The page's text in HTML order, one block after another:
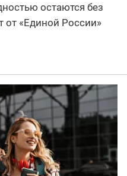
остаются без
от «Единой России»